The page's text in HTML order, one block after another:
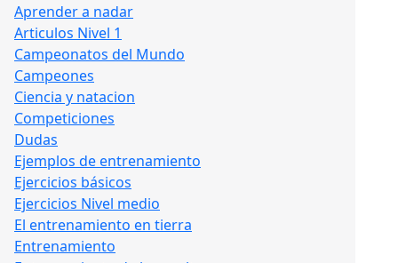
Aprender a nadar
Articulos Nivel 1
Campeonatos del Mundo
Campeones
Ciencia y natacion
Competiciones
Dudas
Ejemplos de entrenamiento
Ejercicios básicos
Ejercicios Nivel medio
El entrenamiento en tierra
Entrenamiento